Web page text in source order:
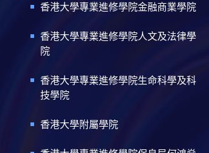
香港大學專業進修學院金融商業學院
香港大學專業進修學院人文及法律學
院
香港大學專業進修學院生命科學及科
技學院
香港大學附屬學院